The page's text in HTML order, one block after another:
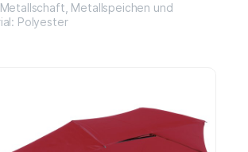
Metallspeichen und
Polyester